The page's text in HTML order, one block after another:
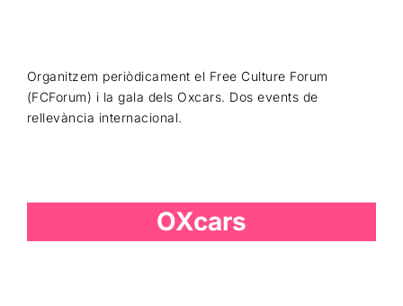
Organitzem periòdicament el Free Culture Forum
(FCForum) i la gala dels Oxcars. Dos events de
rellevància internacional.
OXcars